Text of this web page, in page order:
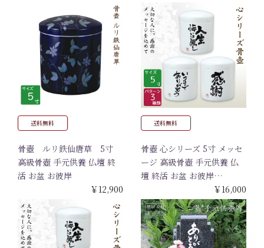
送料無料
骨壺 ルリ鉄仙唐草 5寸
高級骨壺 手元供養 仏壇 終
活 お盆 お彼岸
￥12,900
送料無料
骨壺 心シリーズ 5寸 メッセ
ージ 高級骨壺 手元供養 仏
壇 終活 お盆 お彼岸…
￥16,000